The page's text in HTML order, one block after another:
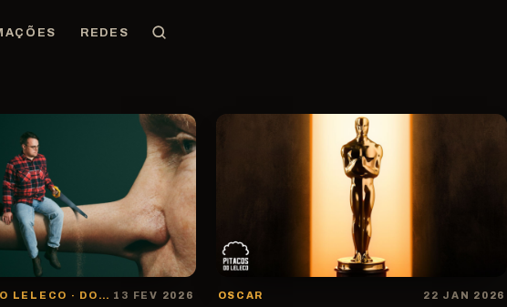
REDES
CURTINHAS DO LELECO · DOCUMENTÁRIO 13 FEV 2026 OSCAR 22 JAN 2026